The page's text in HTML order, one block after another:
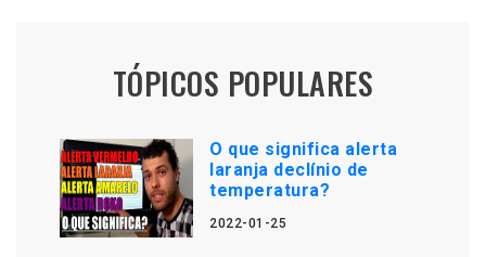
TÓPICOS POPULARES
O que significa alerta
laranja declínio de
temperatura?
2022-01-25